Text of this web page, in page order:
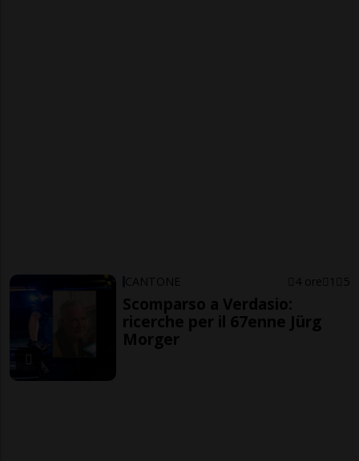
CANTONE 4 ore 1 5
Scomparso a Verdasio:
ricerche per il 67enne Jürg
Morger